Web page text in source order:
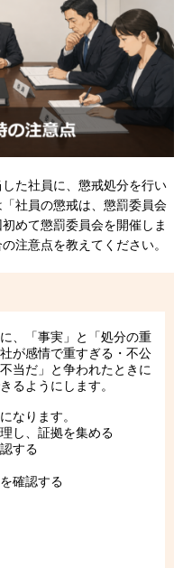
た社員に、懲戒処分を行い
社員の懲戒は、懲罰委員会
めて懲罰委員会を開催しま
注意点を教えてください。
、「事実」と「処分の重
が感情で重すぎる・不公
当だ」と争われたときに
るようにします。
なります。
し、証拠を集める
する
確認する